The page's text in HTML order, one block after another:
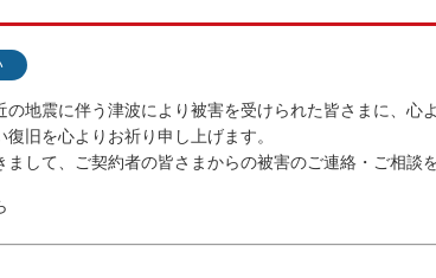
の地震に伴う津波により被害を受けられた皆さまに、心
旧を心よりお祈り申し上げます。
して、ご契約者の皆さまからの被害のご連絡・ご相談